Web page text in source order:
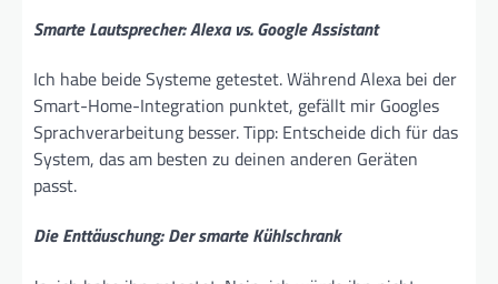
Smarte Lautsprecher: Alexa vs. Google Assistant
Ich habe beide Systeme getestet. Während Alexa bei der
Smart-Home-Integration punktet, gefällt mir Googles
Sprachverarbeitung besser. Tipp: Entscheide dich für das
System, das am besten zu deinen anderen Geräten
passt.
Die Enttäuschung: Der smarte Kühlschrank